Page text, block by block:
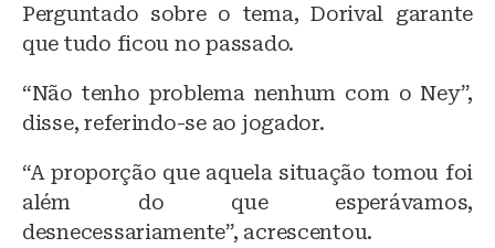
Perguntado sobre o tema, Dorival garante
que tudo ficou no passado.
“Não tenho problema nenhum com o Ney”,
disse, referindo-se ao jogador.
“A proporção que aquela situação tomou foi
além do que esperávamos,
desnecessariamente”, acrescentou.